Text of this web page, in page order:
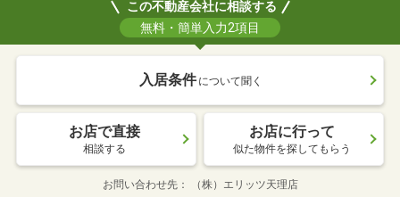
この不動産会社に相談する
無料・簡単入力2項目
入居条件 について聞く
お店で直接
相談する
お店に行って
似た物件を探してもらう
お問い合わせ先 （株）エリッツ天理店